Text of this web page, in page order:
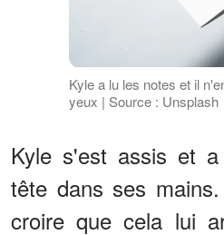
Kyle a lu les notes et il
yeux | Source : Unsplash
Kyle s'est assis et
tête dans ses
croire que cela lui